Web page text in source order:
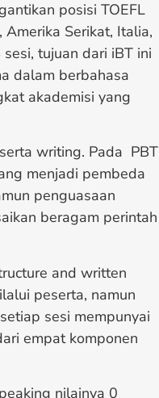
posisi TOEFL
Amerika Serikat, Italia,
tujuan dari iBT ini
dalam berbahasa
akademisi yang
writing. Pada PBT
menjadi pembeda
penguasaan
beragam perintah
and written
peserta, namun
sesi mempunyai
empat komponen
nilainya 0